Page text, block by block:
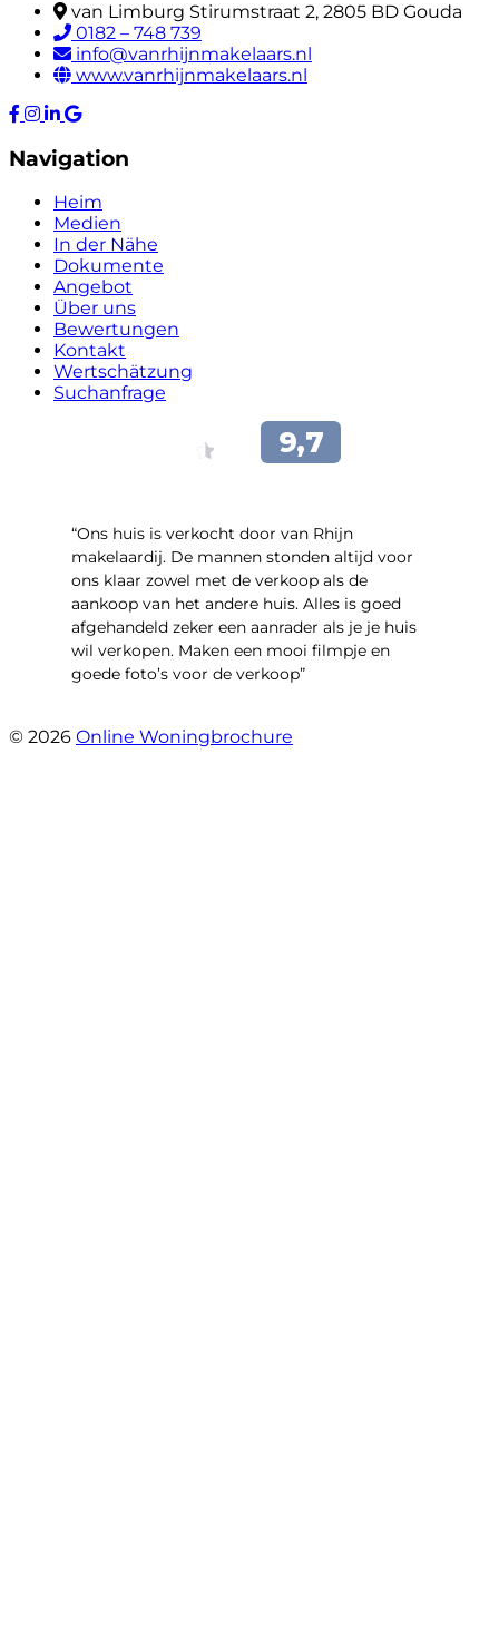
van Limburg Stirumstraat 2, 2805 BD Gouda
0182 – 748 739
info@vanrhijnmakelaars.nl
www.vanrhijnmakelaars.nl
Navigation
Heim
Medien
In der Nähe
Dokumente
Angebot
Über uns
Bewertungen
Kontakt
Wertschätzung
Suchanfrage
“Ons huis is verkocht door van Rhijn
makelaardij. De mannen stonden altijd voor
ons klaar zowel met de verkoop als de
aankoop van het andere huis. Alles is goed
afgehandeld zeker een aanrader als je je huis
wil verkopen. Maken een mooi filmpje en
goede foto’s voor de verkoop”
© 2026 Online Woningbrochure